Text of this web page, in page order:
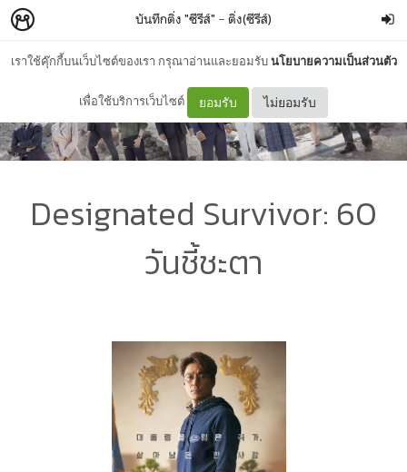
เราใช้คุ๊กกี้บนเว็บไซต์ของเรา กรุณาอ่านและยอมรับนโยบายความเป็นส่วนตัว
เพื่อใช้บริการเว็บไซต์ ยอมรับ ไม่ยอมรับ
บันทึกติ่ง "ซีรีส์" – ติ่ง(ซีรีส์)
Designated Survivor: 60
วันชี้ชะตา